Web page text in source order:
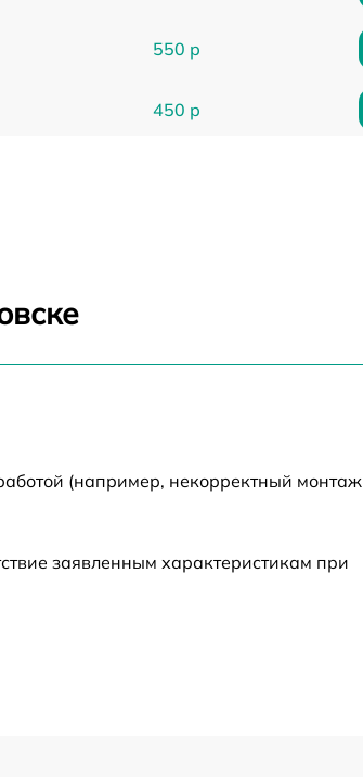
550 р
450 р
1550 р
650 р
(например, некорректный монтаж
заявленным характеристикам при